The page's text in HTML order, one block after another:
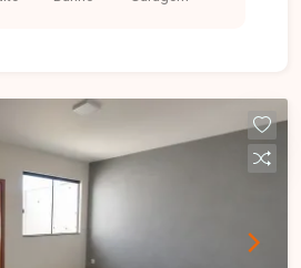
oferece ambientes modernos,
iluminação natural,
busca conforto e
imóvel de primeira locação.
para morar em um
em uma região em plena